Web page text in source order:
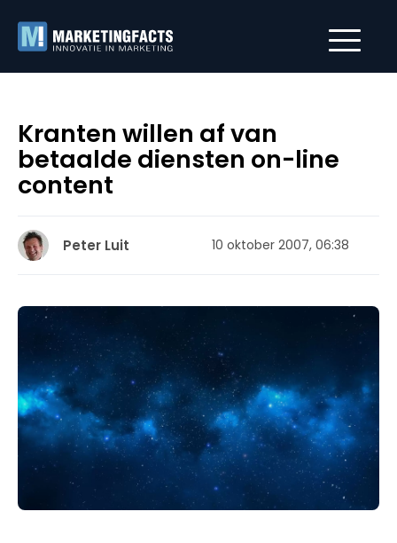
Kranten willen af van
betaalde diensten on-line
content
Peter Luit 10 oktober 2007, 06:38